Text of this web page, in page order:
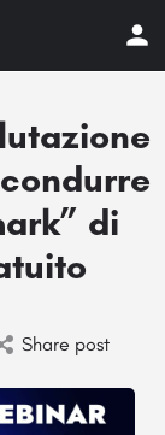
di
Share post